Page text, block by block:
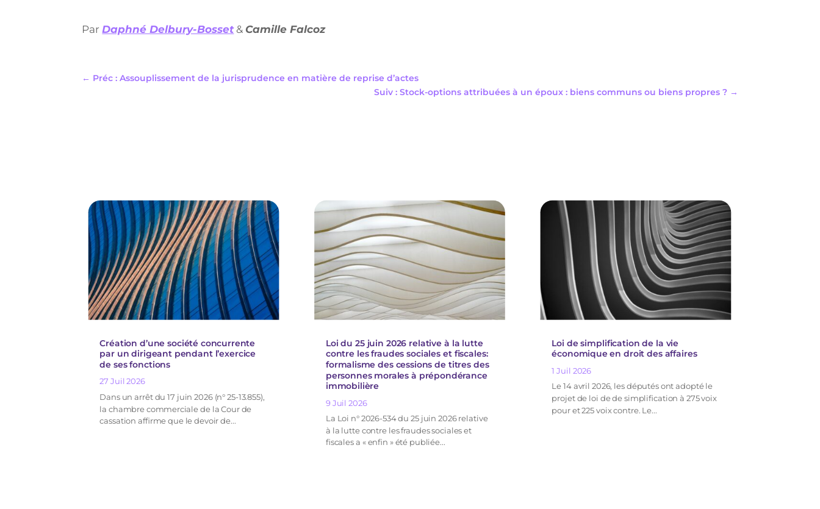
ParDaphné Delbury-Bosset& Camille Falcoz
← Préc : Assouplissement de la jurisprudence en matière de reprise d’actes
Suiv : Stock-options attribuées à un époux : biens communs ou biens propres ?→
Création d’une société concurrente
par un dirigeant pendant l’exercice
de ses fonctions
27 Juil 2026
Dans un arrêt du 17 juin 2026 (n° 25-13.855),
la chambre commerciale de la Cour de
cassation affirme que le devoir de...
Loi du 25 juin 2026 relative à la lutte
contre les fraudes sociales et fiscales:
formalisme des cessions de titres des
personnes morales à prépondérance
immobilière
9 Juil 2026
La Loi n° 2026-534 du 25 juin 2026 relative
à la lutte contre les fraudes sociales et
fiscales a « enfin » été publiée...
Loi de simplification de la vie
économique en droit des affaires
1 Juil 2026
Le 14 avril 2026, les députés ont adopté le
projet de loi de de simplification à 275 voix
pour et 225 voix contre. Le...